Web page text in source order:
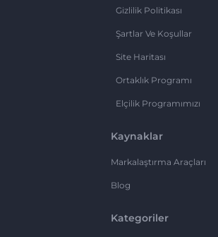
Gizlilik Politikası
Şartlar Ve Koşullar
Site Haritası
Ortaklık Programı
Elçilik Programımızı
Kaynaklar
Markalaştırma Araçları
Blog
Kategoriler